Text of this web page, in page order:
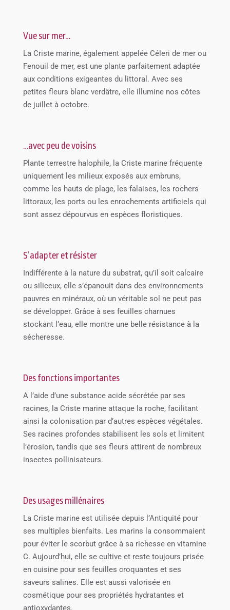
Vue sur mer…
La Criste marine, également appelée Céleri de mer ou
Fenouil de mer, est une plante parfaitement adaptée
aux conditions exigeantes du littoral. Avec ses
petites fleurs blanc verdâtre, elle illumine nos côtes
de juillet à octobre.
…avec peu de voisins
Plante terrestre halophile, la Criste marine fréquente
uniquement les milieux exposés aux embruns,
comme les hauts de plage, les falaises, les rochers
littoraux, les ports ou les enrochements artificiels qui
sont assez dépourvus en espèces floristiques.
S’adapter et résister
Indifférente à la nature du substrat, qu’il soit calcaire
ou siliceux, elle s’épanouit dans des environnements
pauvres en minéraux, où un véritable sol ne peut pas
se développer. Grâce à ses feuilles charnues
stockant l’eau, elle montre une belle résistance à la
sécheresse.
Des fonctions importantes
A l’aide d’une substance acide sécrétée par ses
racines, la Criste marine attaque la roche, facilitant
ainsi la colonisation par d’autres espèces végétales.
Ses racines profondes stabilisent les sols et limitent
l’érosion, tandis que ses fleurs attirent de nombreux
insectes pollinisateurs.
Des usages millénaires
La Criste marine est utilisée depuis l’Antiquité pour
ses multiples bienfaits. Les marins la consommaient
pour éviter le scorbut grâce à sa richesse en vitamine
C. Aujourd’hui, elle se cultive et reste toujours prisée
en cuisine pour ses feuilles croquantes et ses
saveurs salines. Elle est aussi valorisée en
cosmétique pour ses propriétés hydratantes et
antioxydantes.